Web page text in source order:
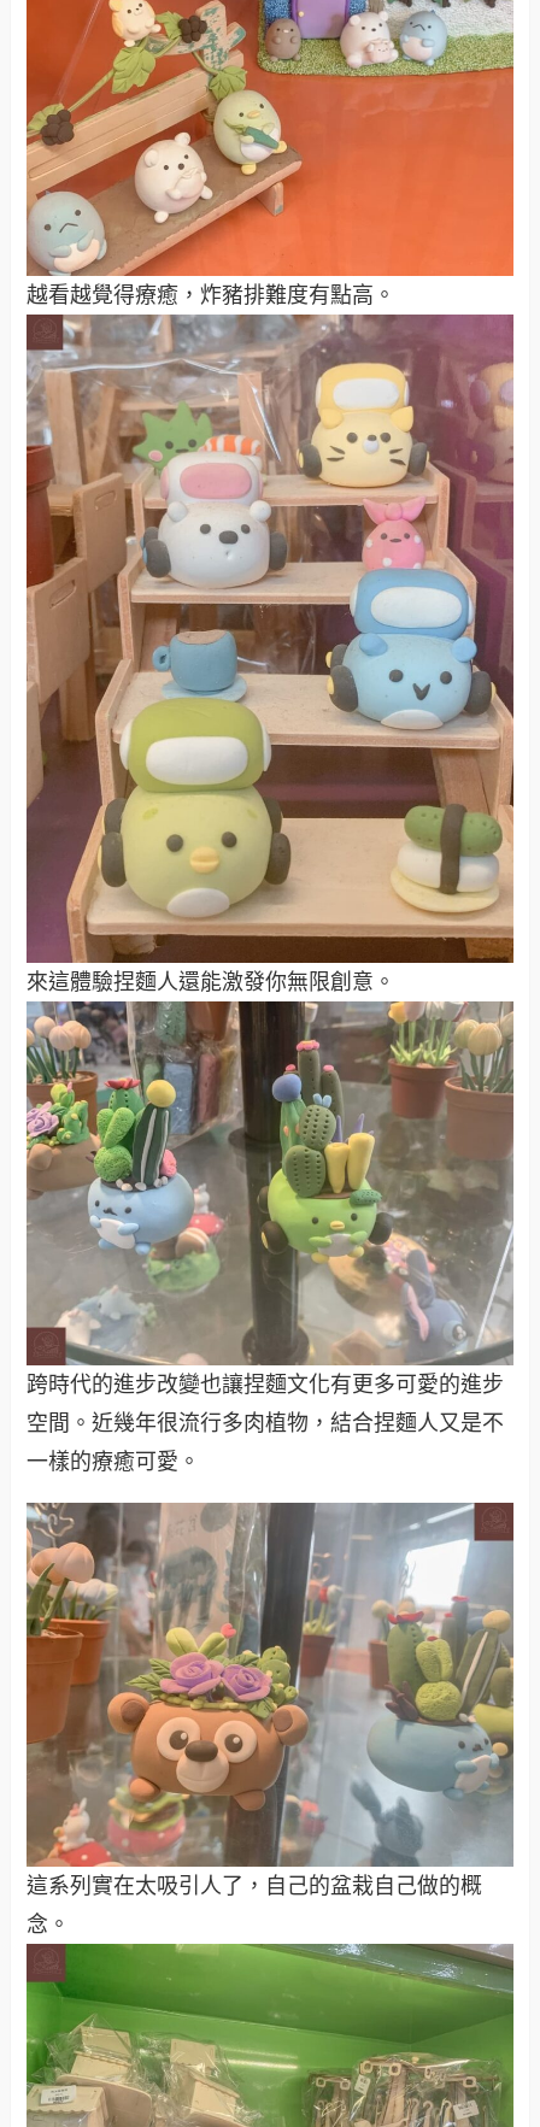
越看越覺得療癒，炸豬排難度有點高。
來這體驗捏麵人還能激發你無限創意。
跨時代的進步改變也讓捏麵文化有更多可愛的進步
空間。近幾年很流行多肉植物，結合捏麵人又是不
一樣的療癒可愛。
這系列實在太吸引人了，自己的盆栽自己做的概
念。